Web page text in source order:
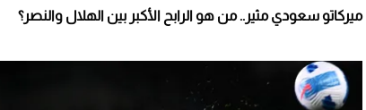
ميركاتو سعودي مثير.. من هو الرابح الأكبر بين الهلال والنصر؟